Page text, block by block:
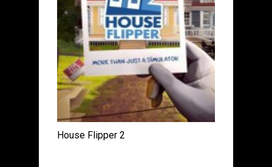
House Flipper 2